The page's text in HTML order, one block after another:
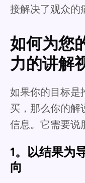
接解决了观众的
如何为您
力的讲解
如果你的目标是
买，那么你的解
信息。它需要说
1。以结果为
向